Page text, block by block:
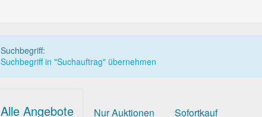
Suchbegriff:
Suchbegriff in "Suchauftrag" übernehmen
Alle Angebote Nur Auktionen Sofortkauf